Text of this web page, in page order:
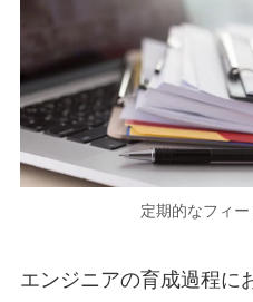
定期的なフィ
エンジニアの育成過程に